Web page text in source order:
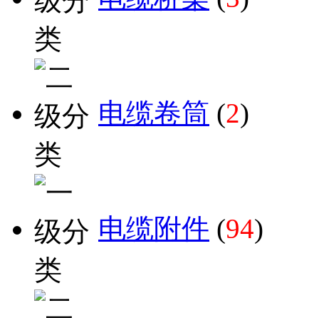
电缆卷筒 (2)
电缆附件 (94)